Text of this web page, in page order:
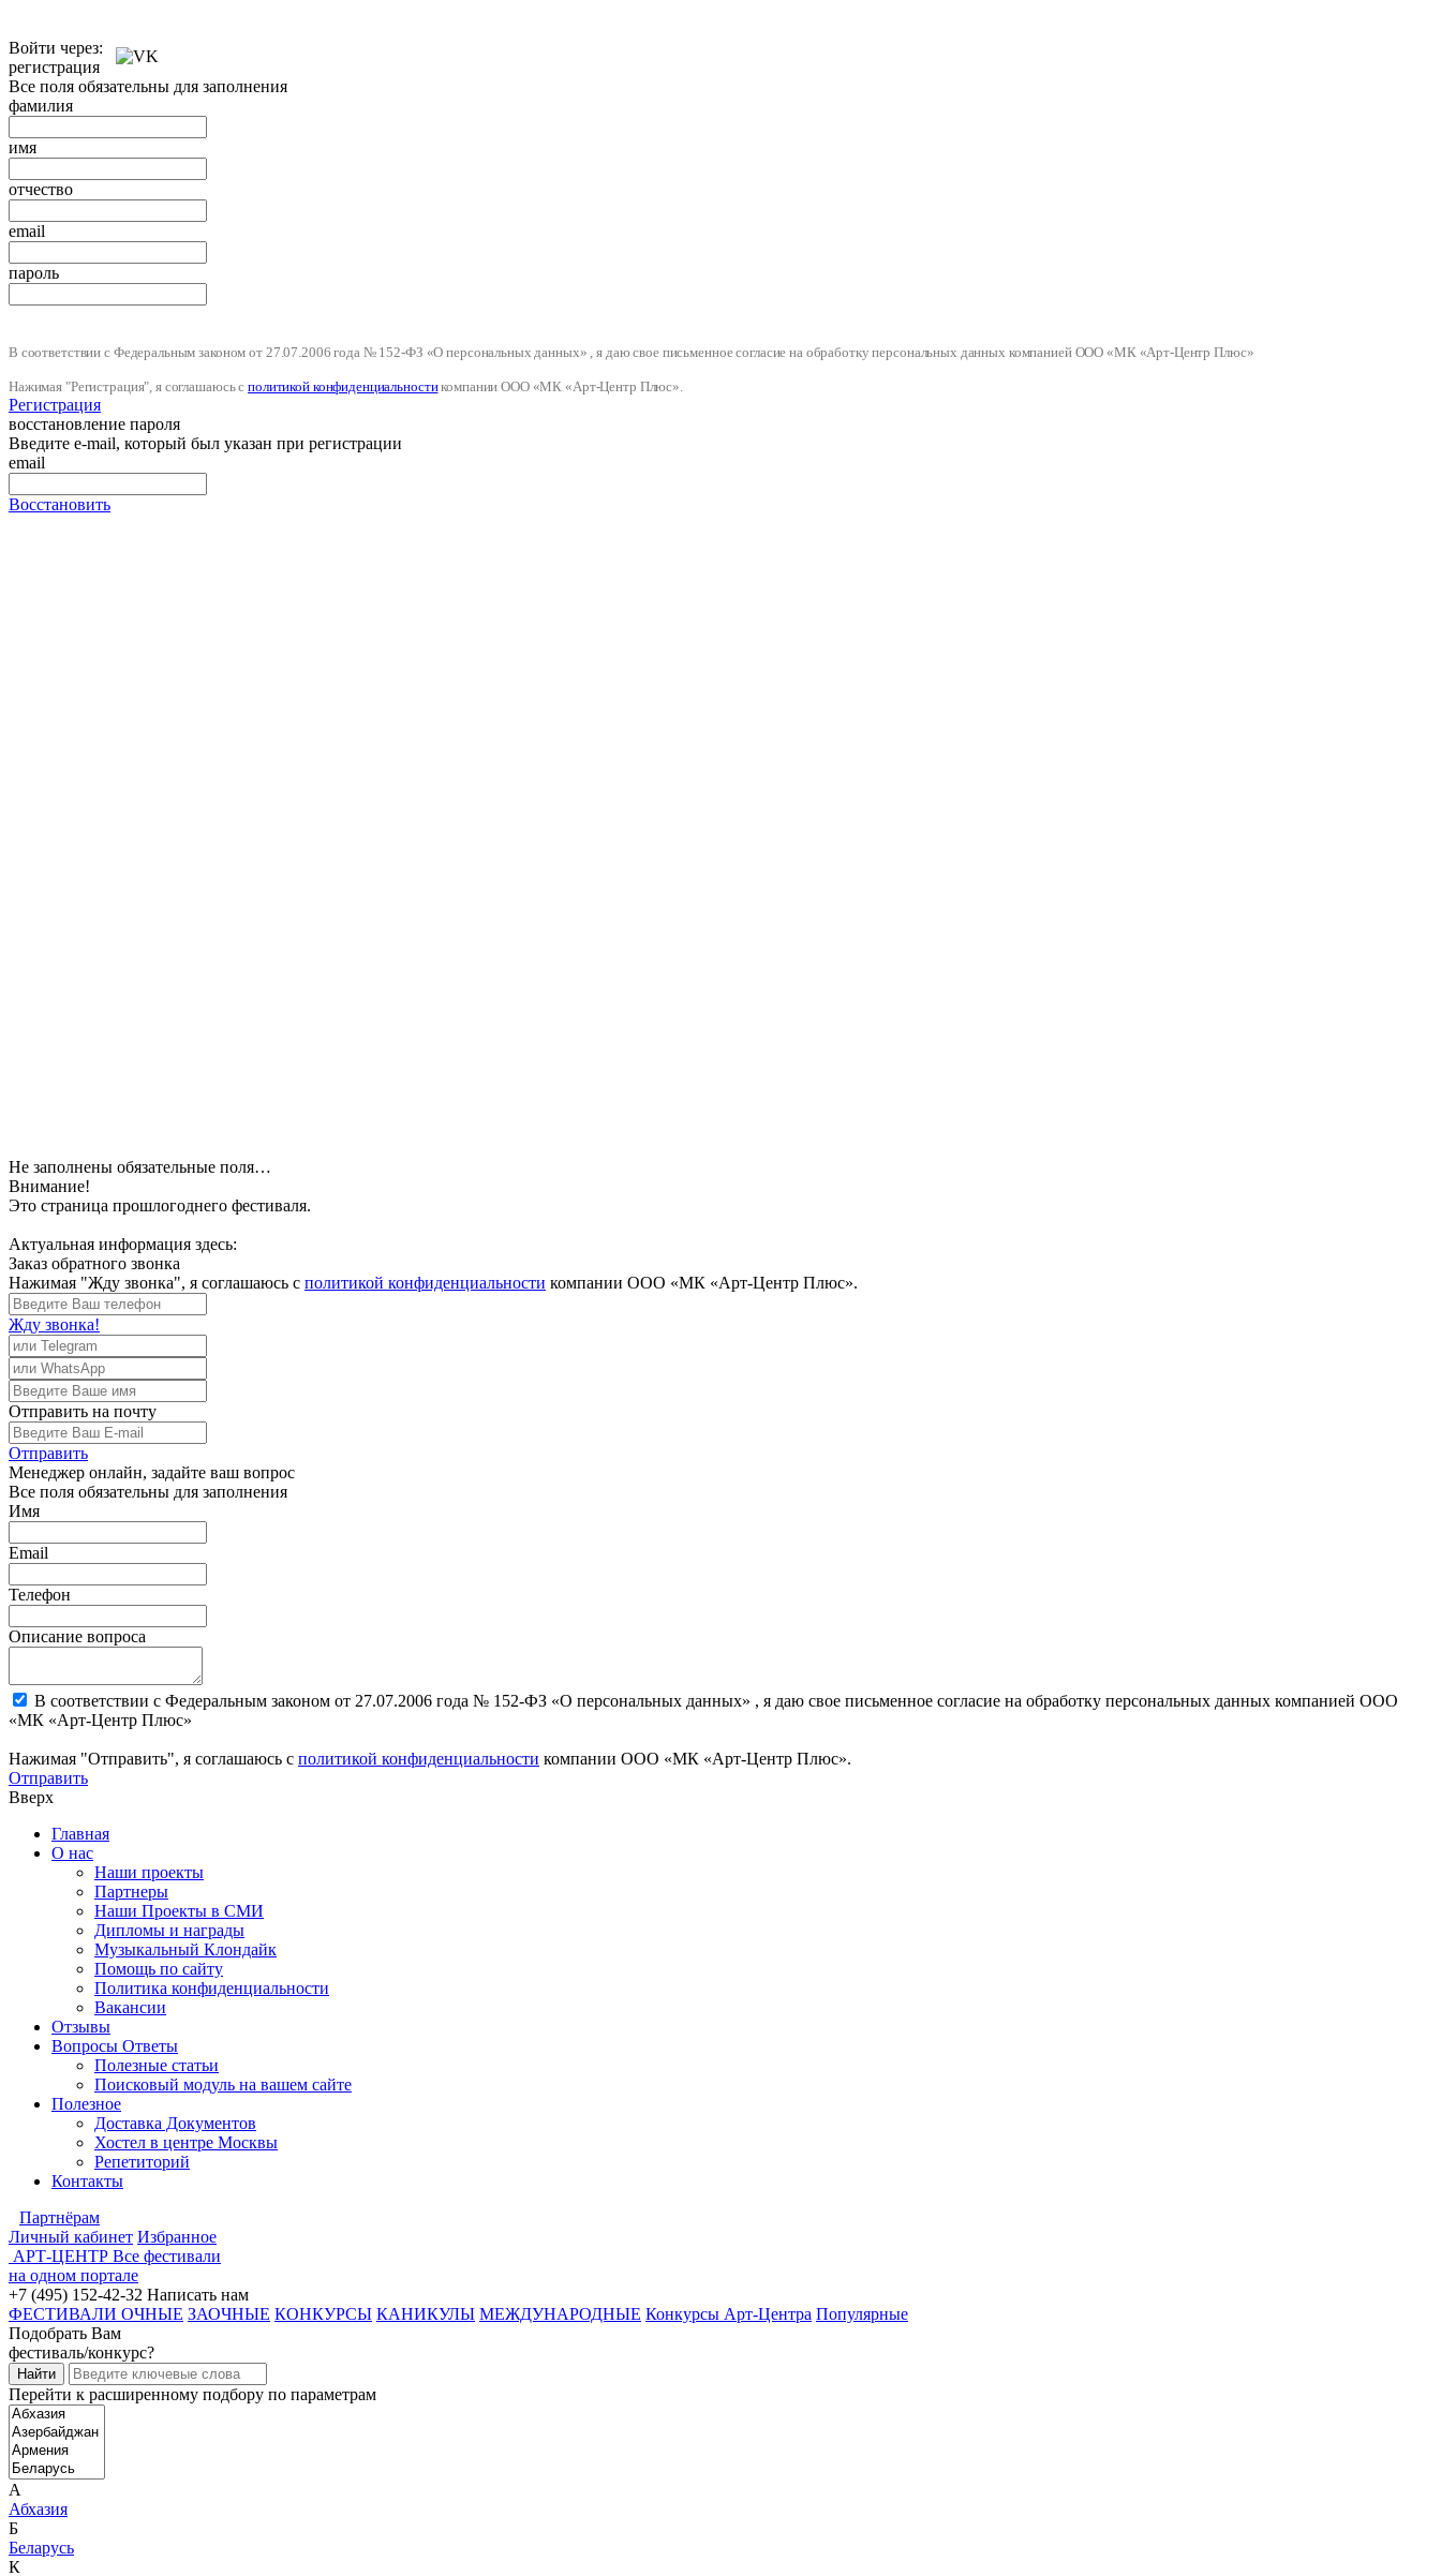
Войти через:
регистрация
Все поля обязательны для заполнения
фамилия
имя
отчество
email
пароль
В соответствии с Федеральным законом от 27.07.2006 года № 152-ФЗ «О персональных данных» , я даю свое письменное согласие на обработку персональных данных компанией ООО «МК «Арт-Центр Плюс»
Нажимая "Регистрация", я соглашаюсь сполитикой конфиденциальностикомпании ООО «МК «Арт-Центр Плюс».
Регистрация
восстановление пароля
Введите e-mail, который был указан при регистрации
email
Восстановить
Не заполнены обязательные поля…
Внимание!
Это страница прошлогоднего фестиваля.
Актуальная информация здесь:
Заказ обратного звонка
Нажимая "Жду звонка", я соглашаюсь с политикой конфиденциальности компании ООО «МК «Арт-Центр Плюс».
Жду звонка!
Отправить на почту
Отправить
Менеджер онлайн, задайте ваш вопрос
Все поля обязательны для заполнения
Имя
Email
Телефон
Описание вопроса
В соответствии с Федеральным законом от 27.07.2006 года № 152-ФЗ «О персональных данных» , я даю свое письменное согласие на обработку персональных данных компанией ООО
«МК «Арт-Центр Плюс»
Нажимая "Отправить", я соглашаюсь с политикой конфиденциальности компании ООО «МК «Арт-Центр Плюс».
Отправить
Вверх
Главная
О нас
Наши проекты
Партнеры
Наши Проекты в СМИ
Дипломы и награды
Музыкальный Клондайк
Помощь по сайту
Политика конфиденциальности
Вакансии
Отзывы
Вопросы Ответы
Полезные статьи
Поисковый модуль на вашем сайте
Полезное
Доставка Документов
Хостел в центре Москвы
Репетиторий
Контакты
Партнёрам
Личный кабинет Избранное
АРТ-ЦЕНТР Все фестивали
на одном портале
+7 (495) 152-42-32 Написать нам
ФЕСТИВАЛИ ОЧНЫЕ ЗАОЧНЫЕ КОНКУРСЫ КАНИКУЛЫ МЕЖДУНАРОДНЫЕ Конкурсы Арт-Центра Популярные
Подобрать Вам
фестиваль/конкурс?
Перейти к расширенному подбору по параметрам
А
Абхазия
Б
Беларусь
К